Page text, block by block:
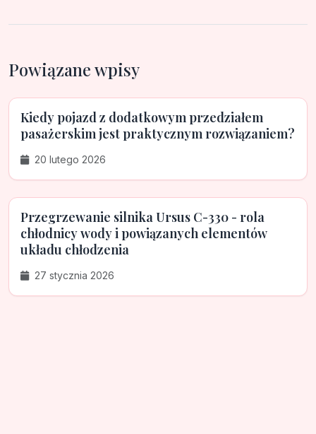
Powiązane wpisy
Kiedy pojazd z dodatkowym przedziałem
pasażerskim jest praktycznym rozwiązaniem?
20 lutego 2026
Przegrzewanie silnika Ursus C-330 - rola
chłodnicy wody i powiązanych elementów
układu chłodzenia
27 stycznia 2026